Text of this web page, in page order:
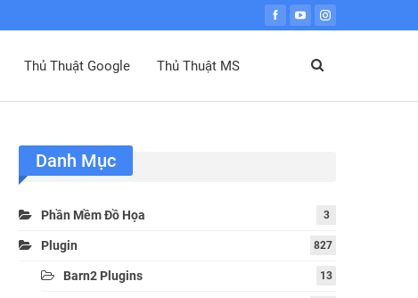
Thủ Thuật Google Thủ Thuật MS
Danh Mục
Phần Mềm Đồ Họa 3
Plugin 827
Barn2 Plugins 13